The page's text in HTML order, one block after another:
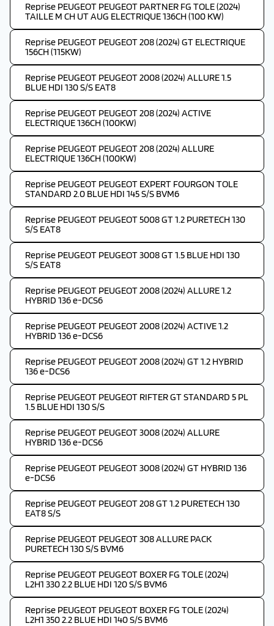
Reprise PEUGEOT PEUGEOT PARTNER FG TOLE (2024)
TAILLE M CH UT AUG ELECTRIQUE 136CH (100 KW)
Reprise PEUGEOT PEUGEOT 208 (2024) GT ELECTRIQUE
156CH (115KW)
Reprise PEUGEOT PEUGEOT 2008 (2024) ALLURE 1.5
BLUE HDI 130 S/S EAT8
Reprise PEUGEOT PEUGEOT 208 (2024) ACTIVE
ELECTRIQUE 136CH (100KW)
Reprise PEUGEOT PEUGEOT 208 (2024) ALLURE
ELECTRIQUE 136CH (100KW)
Reprise PEUGEOT PEUGEOT EXPERT FOURGON TOLE
STANDARD 2.0 BLUE HDI 145 S/S BVM6
Reprise PEUGEOT PEUGEOT 5008 GT 1.2 PURETECH 130
S/S EAT8
Reprise PEUGEOT PEUGEOT 3008 GT 1.5 BLUE HDI 130
S/S EAT8
Reprise PEUGEOT PEUGEOT 2008 (2024) ALLURE 1.2
HYBRID 136 e-DCS6
Reprise PEUGEOT PEUGEOT 2008 (2024) ACTIVE 1.2
HYBRID 136 e-DCS6
Reprise PEUGEOT PEUGEOT 2008 (2024) GT 1.2 HYBRID
136 e-DCS6
Reprise PEUGEOT PEUGEOT RIFTER GT STANDARD 5 PL
1.5 BLUE HDI 130 S/S
Reprise PEUGEOT PEUGEOT 3008 (2024) ALLURE
HYBRID 136 e-DCS6
Reprise PEUGEOT PEUGEOT 3008 (2024) GT HYBRID 136
e-DCS6
Reprise PEUGEOT PEUGEOT 208 GT 1.2 PURETECH 130
EAT8 S/S
Reprise PEUGEOT PEUGEOT 308 ALLURE PACK
PURETECH 130 S/S BVM6
Reprise PEUGEOT PEUGEOT BOXER FG TOLE (2024)
L2H1 330 2.2 BLUE HDI 120 S/S BVM6
Reprise PEUGEOT PEUGEOT BOXER FG TOLE (2024)
L2H1 350 2.2 BLUE HDI 140 S/S BVM6